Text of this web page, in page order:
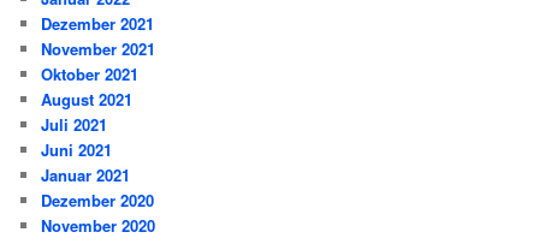
Dezember 2021
November 2021
Oktober 2021
August 2021
Juli 2021
Juni 2021
Januar 2021
Dezember 2020
November 2020